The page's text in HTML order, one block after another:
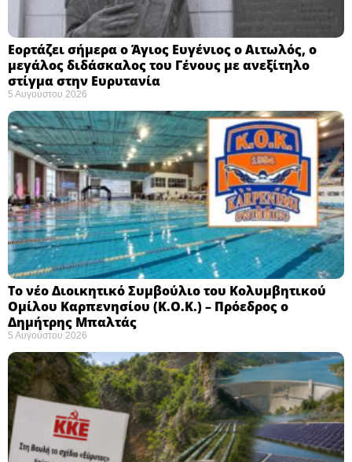
Εορτάζει σήμερα ο Άγιος Ευγένιος ο Αιτωλός, ο
μεγάλος διδάσκαλος του Γένους με ανεξίτηλο
στίγμα στην Ευρυτανία
5 Αυγούστου 2026
Το νέο Διοικητικό Συμβούλιο του Κολυμβητικού
Ομίλου Καρπενησίου (Κ.Ο.Κ.) – Πρόεδρος ο
Δημήτρης Μπαλτάς
5 Αυγούστου 2026